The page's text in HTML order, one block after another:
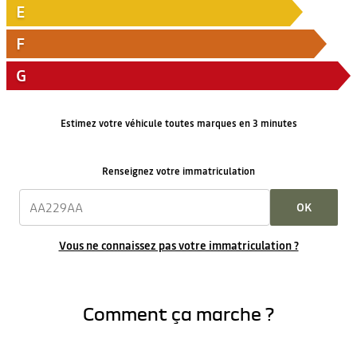
E
F
G
Estimez votre véhicule toutes marques en 3 minutes
Renseignez votre immatriculation
OK
Vous ne connaissez pas votre immatriculation ?
Comment ça marche ?